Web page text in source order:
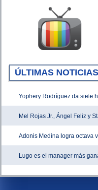
ÚLTIMAS NOTICIAS
Yophery Rodríguez da siete
Mel Rojas Jr., Ángel Feliz y
Adonis Medina logra octava
Lugo es el manager más